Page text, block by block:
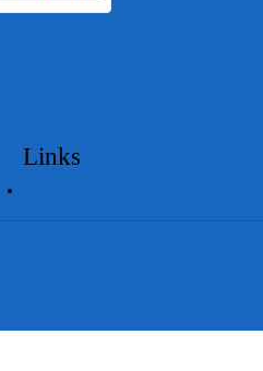
Links